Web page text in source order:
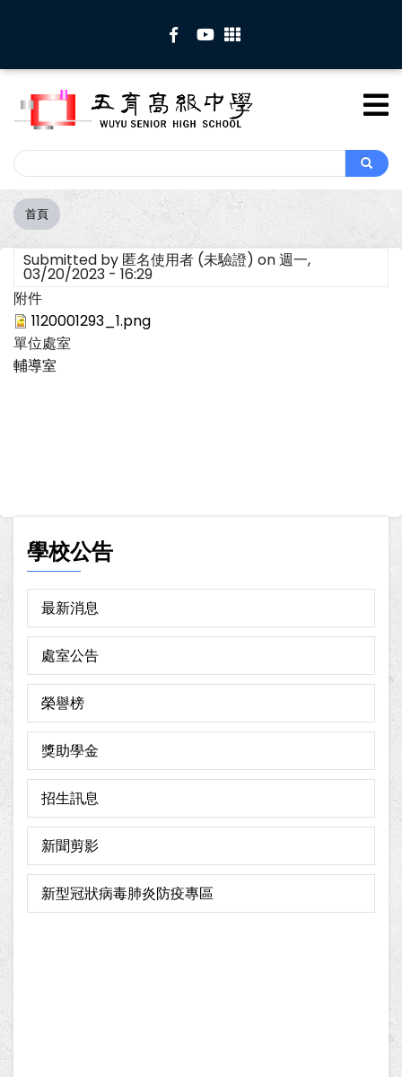
內
Search
Search
導
航
連
結
首頁
Submitted by 匿名使用者 (未驗證) on週一,
03/20/2023 - 16:29
附件
1120001293_1.png
單位處室
輔導室
學校公告
最新消息
處室公告
榮譽榜
獎助學金
招生訊息
新聞剪影
新型冠狀病毒肺炎防疫專區